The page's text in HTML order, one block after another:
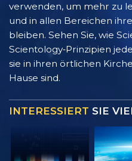
verwenden, um mehr zu
und in allen Bereichen
bleiben. Sehen Sie, wie
Scientology‑Prinzipien
sie in ihren örtlichen
Hause sind.
INTERESSIERT SIE